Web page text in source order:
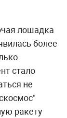
лошадка
более
стало
не
ракету